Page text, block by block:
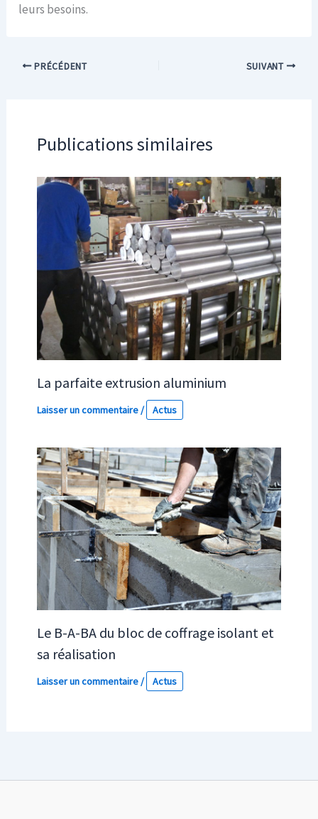
leurs besoins.
PRÉCÉDENT SUIVANT
Publications similaires
La parfaite extrusion aluminium
Laisser un commentaire/ Actus
Le B-A-BA du bloc de coffrage isolant et
sa réalisation
Laisser un commentaire/ Actus